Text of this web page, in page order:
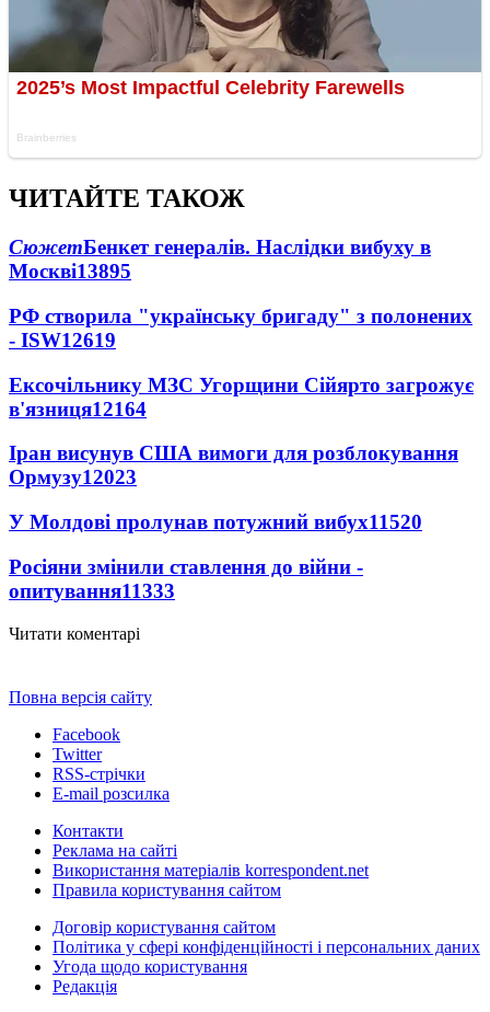
ЧИТАЙТЕ ТАКОЖ
СюжетБенкет генералів. Наслідки вибуху в
Москві13895
РФ створила "українську бригаду" з полонених
- ISW12619
Ексочільнику МЗС Угорщини Сійярто загрожує
в'язниця12164
Іран висунув США вимоги для розблокування
Ормузу12023
У Молдові пролунав потужний вибух11520
Росіяни змінили ставлення до війни -
опитування11333
Читати коментарі
Повна версія сайту
Facebook
Twitter
RSS-стрічки
E-mail розсилка
Контакти
Реклама на сайті
Використання матеріалів korrespondent.net
Правила користування сайтом
Договір користування сайтом
Політика у сфері конфіденційності і персональних даних
Угода щодо користування
Редакція